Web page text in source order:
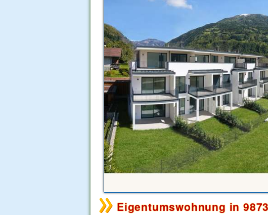
Eigentumswohnung in